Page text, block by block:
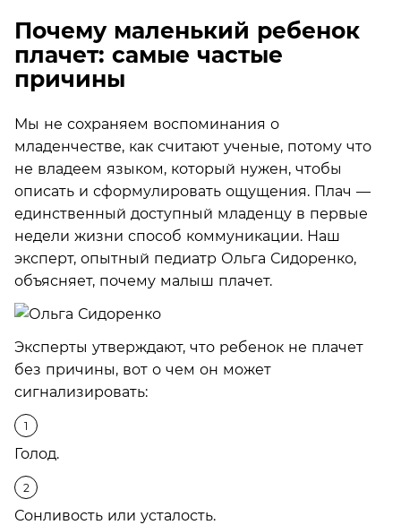
Почему маленький ребенок
плачет: самые частые
причины
Мы не сохраняем воспоминания о
младенчестве, как считают ученые, потому что
не владеем языком, который нужен, чтобы
описать и сформулировать ощущения. Плач —
единственный доступный младенцу в первые
недели жизни способ коммуникации. Наш
эксперт, опытный педиатр Ольга Сидоренко,
объясняет, почему малыш плачет.
Эксперты утверждают, что ребенок не плачет
без причины, вот о чем он может
сигнализировать:
Голод.
Сонливость или усталость.